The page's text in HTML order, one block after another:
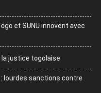
et SUNU innovent avec
justice togolaise
lourdes sanctions contre